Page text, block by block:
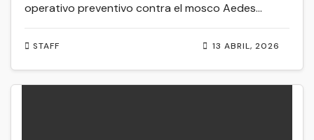
13 ABRIL, 2026
STAFF
operativo preventivo contra el mosco Aedes…